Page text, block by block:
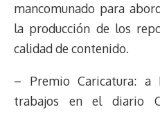
mancomunado para
la producción de los
calidad de contenido.
– Premio Caricatura: a
trabajos en el diario